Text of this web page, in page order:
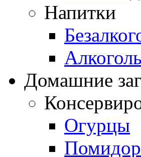
Напитки
Домашние
Огурцы